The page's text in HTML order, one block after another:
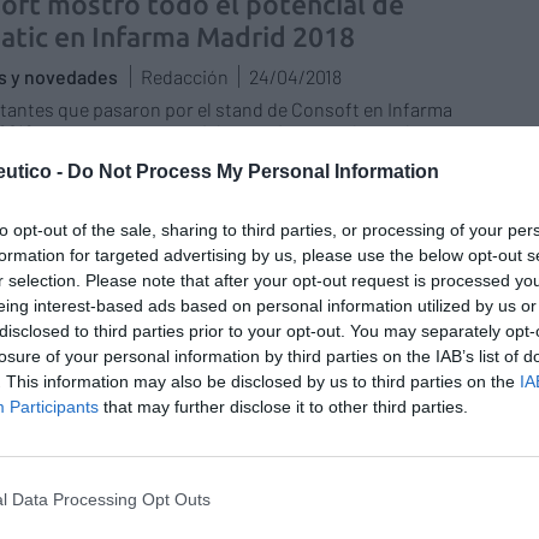
- Do Not Process My Personal Information
opt-out of the sale, sharing to third parties, or processing of your
for targeted advertising by us, please use the below opt-out
selection. Please note that after your opt-out request is processed
interest-based ads based on personal information utilized by us
to third parties prior to your opt-out. You may separately
of your personal information by third parties on the IAB’s list of
This information may also be disclosed by us to third parties on the
Participants that may further disclose it to other third parties.
Data Processing Opt Outs
en Infarma Madrid 2018
y novedades Redacción
24/04/2018
que pasaron por el stand de Consoft en Infarma
se mostraron especialmente interesados en la
de perfumería Betrés On
en Infarma su amplia gama de
y novedades Redacción
20/03/2018
de su lanzamiento hace poco más de un año,
la marca española de perfumería personal y
para el hogar de venta exclusiva en farmacias,
de las «conferencias one to one»